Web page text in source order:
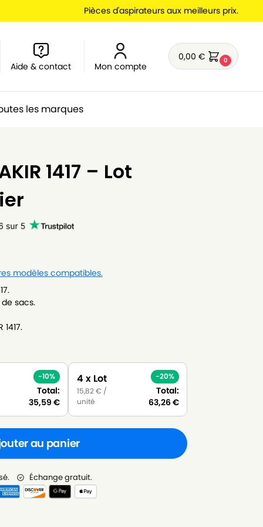
Pièces d'aspirateurs aux meilleurs prix.
Aide & contact Mon compte
0,00€ 0
les marques
1417 – Lot
modèles compatibles.
sacs.
-10%
Total:
35,59 €
4 x Lot
15,82€ /
unité
-20%
Total:
63,26€
au panier
Échange gratuit.